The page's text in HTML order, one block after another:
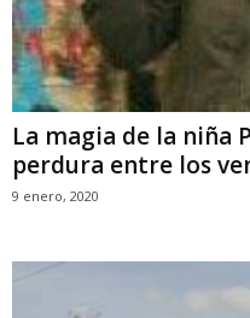
La magia de la niña
perdura entre los
9 enero, 2020